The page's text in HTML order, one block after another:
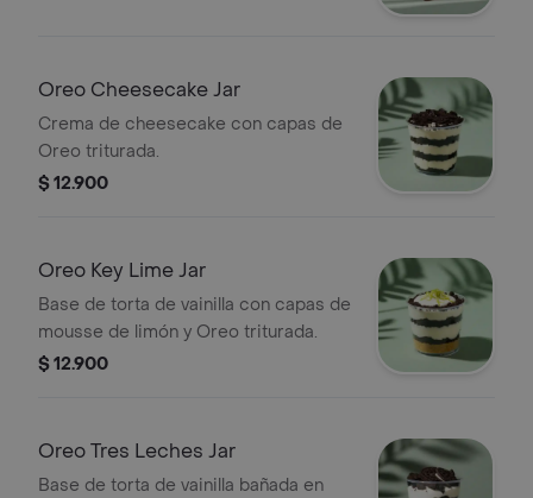
Oreo Cheesecake Jar
Crema de cheesecake con capas de
Oreo triturada.
$ 12.900
Oreo Key Lime Jar
Base de torta de vainilla con capas de
mousse de limón y Oreo triturada.
$ 12.900
Oreo Tres Leches Jar
Base de torta de vainilla bañada en